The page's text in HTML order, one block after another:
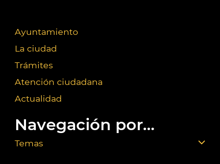
Ayuntamiento
La ciudad
Trámites
Atención ciudadana
Actualidad
Navegación por...
Temas